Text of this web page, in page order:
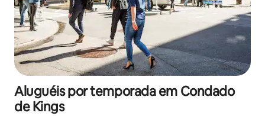
Aluguéis por temporada em Condado
de Kings